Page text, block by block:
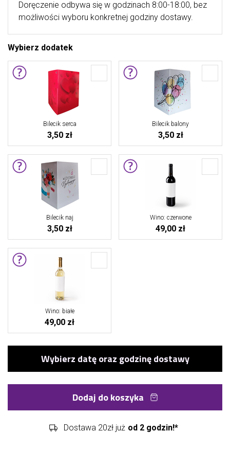
Doręczenie odbywa się w godzinach 8:00-18:00, bez
możliwości wyboru konkretnej godziny dostawy.
Wybierz dodatek
Bilecik serca
3,50 zł
Bilecik balony
3,50 zł
Bilecik naj
3,50 zł
Wino: czerwone
49,00 zł
Wino: białe
49,00 zł
Dodaj do koszyka
Dostawa 20zł już od 2 godzin!*